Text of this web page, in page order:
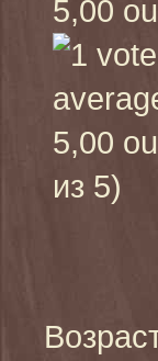
из 5)